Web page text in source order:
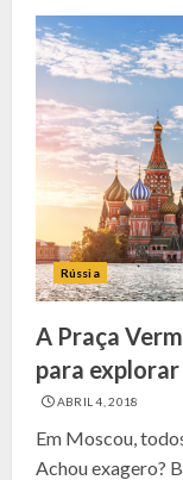
Rússia
A Praça
para
ABRIL 4, 2018
Em Moscou,
Achou exagero?